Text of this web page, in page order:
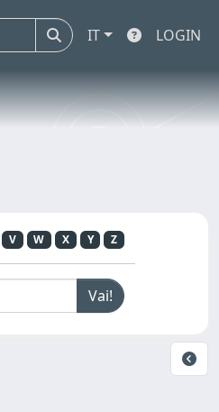
IT LOGIN
V W X Y Z